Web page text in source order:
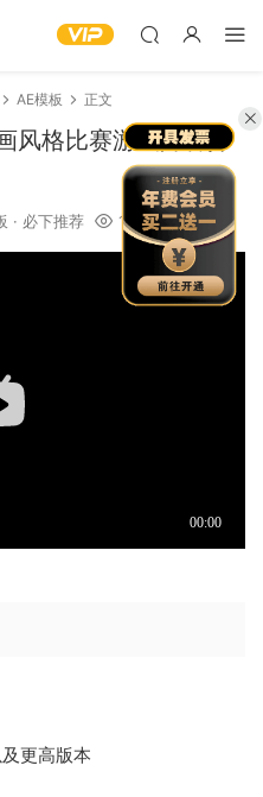
AE模板 正文
风格比赛游戏阵容介
· 必下推荐 1.26k
更高版本